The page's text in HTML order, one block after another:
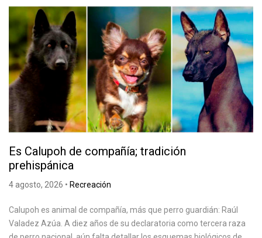
Es Calupoh de compañía; tradición
prehispánica
4 agosto, 2026 • Recreación
Calupoh es animal de compañía, más que perro guardián: Raúl
Valadez Azúa. A diez años de su declaratoria como tercera raza